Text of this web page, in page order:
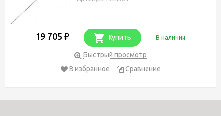
19 705 ₽ Купить В наличии
Быстрый просмотр
В избранное
Сравнение